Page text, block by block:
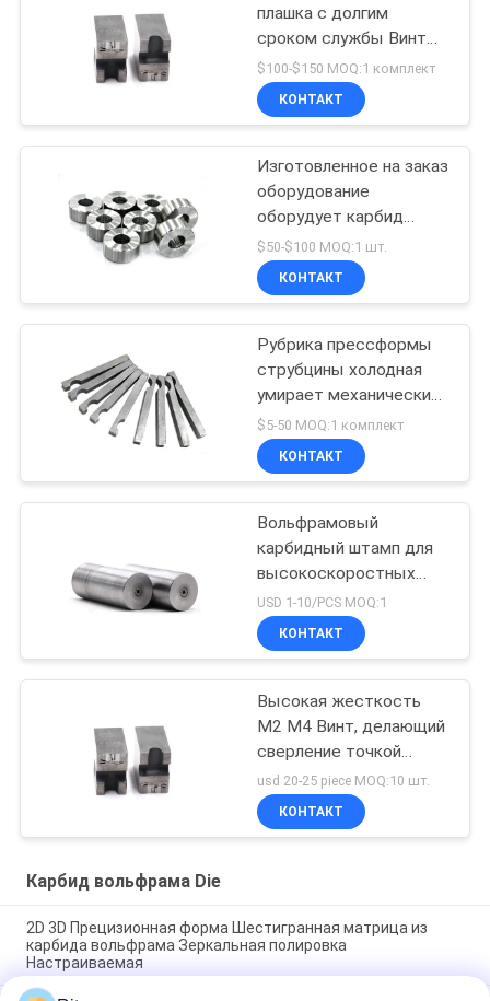
плашка с долгим
сроком службы Винты
из быстрорежущей
стали Сверлильная
плашка
$100-$150 MOQ:1 комплект
КОНТАКТ
Изготовленное на заказ
оборудование
оборудует карбид
вольфрама умирает для
прессформ винта
$50-$100 MOQ:1 шт.
КОНТАКТ
Рубрика прессформы
струбцины холодная
умирает механические
инструменты пальца
передачи
$5-50 MOQ:1 комплект
КОНТАКТ
Вольфрамовый
карбидный штамп для
высокоскоростных
стальных винтов
USD 1-10/PCS MOQ:1
КОНТАКТ
Высокая жесткость
M2 M4 Винт, делающий
сверление точкой
гибели износостойкой
usd 20-25 piece MOQ:10 шт.
КОНТАКТ
Карбид вольфрама Die
2D 3D Прецизионная форма Шестигранная матрица из
карбида вольфрама Зеркальная полировка
Настраиваемая